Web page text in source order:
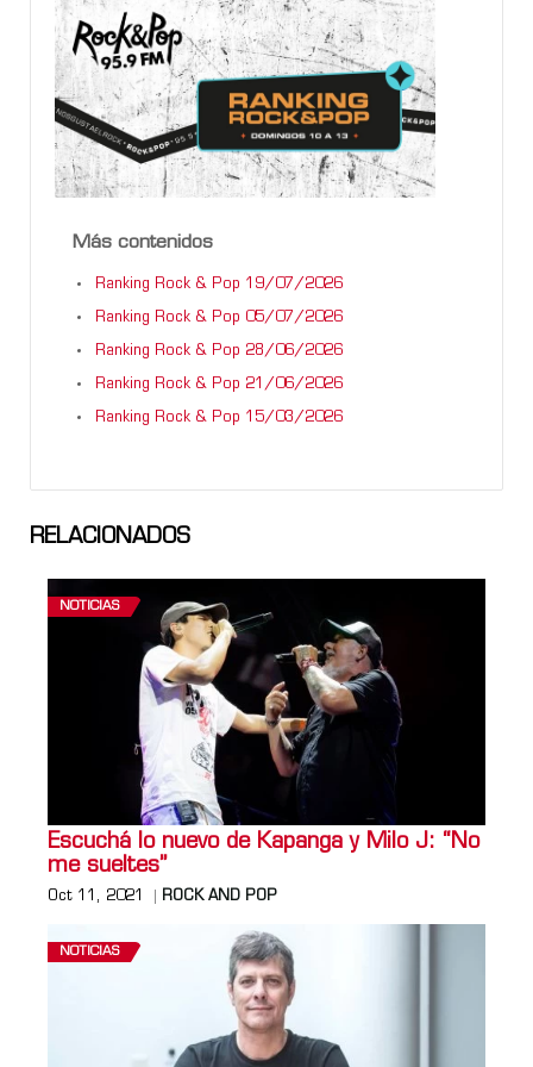
Más contenidos
Ranking Rock & Pop 19/07/2026
Ranking Rock & Pop 05/07/2026
Ranking Rock & Pop 28/06/2026
Ranking Rock & Pop 21/06/2026
Ranking Rock & Pop 15/03/2026
RELACIONADOS
NOTICIAS
Escuchá lo nuevo de Kapanga y Milo J: “No
me sueltes”
Oct 11, 2021 ROCK AND POP
NOTICIAS